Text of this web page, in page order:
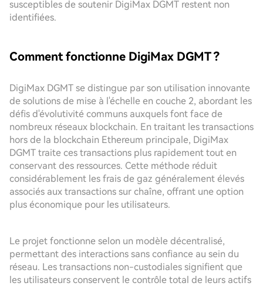
susceptibles de soutenir DigiMax DGMT restent non
identifiées.
Comment fonctionne DigiMax DGMT ?
DigiMax DGMT se distingue par son utilisation innovante
de solutions de mise à l'échelle en couche 2, abordant les
défis d'évolutivité communs auxquels font face de
nombreux réseaux blockchain. En traitant les transactions
hors de la blockchain Ethereum principale, DigiMax
DGMT traite ces transactions plus rapidement tout en
conservant des ressources. Cette méthode réduit
considérablement les frais de gaz généralement élevés
associés aux transactions sur chaîne, offrant une option
plus économique pour les utilisateurs.
Le projet fonctionne selon un modèle décentralisé,
permettant des interactions sans confiance au sein du
réseau. Les transactions non-custodiales signifient que
les utilisateurs conservent le contrôle total de leurs actifs